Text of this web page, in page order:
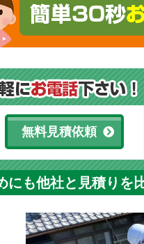
無料見積依頼
も他社と見積りを